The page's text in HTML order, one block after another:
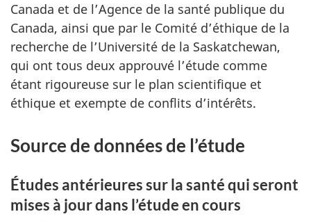
Canada et de l’Agence de la santé publique du
Canada, ainsi que par le Comité d’éthique de la
recherche de l’Université de la Saskatchewan,
qui ont tous deux approuvé l’étude comme
étant rigoureuse sur le plan scientifique et
éthique et exempte de conflits d’intérêts.
Source de données de l’étude
Études antérieures sur la santé qui seront
mises à jour dans l’étude en cours